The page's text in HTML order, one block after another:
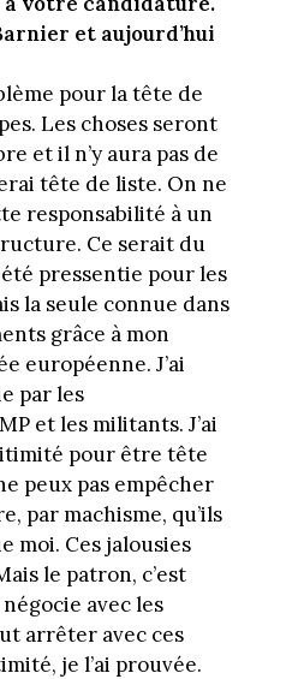
et aujourd’hui
pour la tête de
Les choses seront
et il n’y aura pas de
tête de liste. On ne
responsabilité à un
Ce serait du
été pressentie pour les
la seule connue dans
grâce à mon
européenne. J’ai
par les
et les militants. J’ai
pour être tête
peux pas empêcher
par machisme, qu’ils
moi. Ces jalousies
le patron, c’est
avec les
arrêter avec ces
je l’ai prouvée.